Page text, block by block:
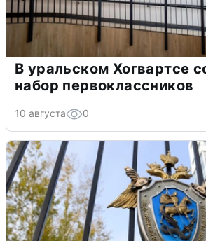
В уральском Хогвартсе
набор первоклассников
10 августа 0